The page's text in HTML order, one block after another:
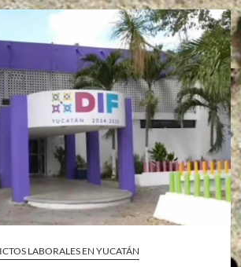
LABORALES EN YUCATÁN